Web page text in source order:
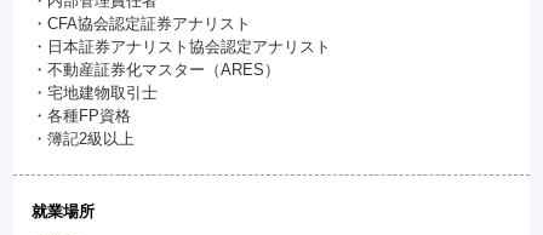
・CFA協会認定証券アナリスト
・日本証券アナリスト協会認定アナリスト
・不動産証券化マスター（ARES）
・宅地建物取引士
・各種FP資格
・簿記2級以上
就業場所